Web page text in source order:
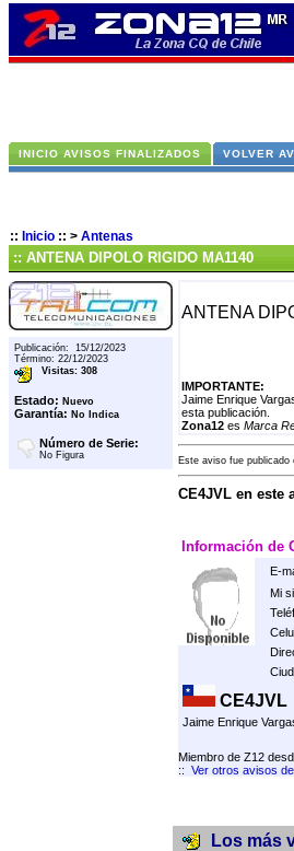
INICIO AVISOS FINALIZADOS VOLVER
:: Inicio :: > Antenas
:: ANTENA DIPOLO RIGIDO MA1140
Publicación: 15/12/2023
Término: 22/12/2023
Visitas: 308
Estado: Nuevo
Garantía: No Indica
Número de Serie:
No Figura
ANTENA
IMPORTANTE:
Jaime Enrique
esta publicación.
Zona12 es Marca
Este aviso fue
CE4JVL en este
Información de
E-
Mi
CE4JVL
Jaime Enrique
Miembro de Z12
:: Ver otros avisos de
Los más